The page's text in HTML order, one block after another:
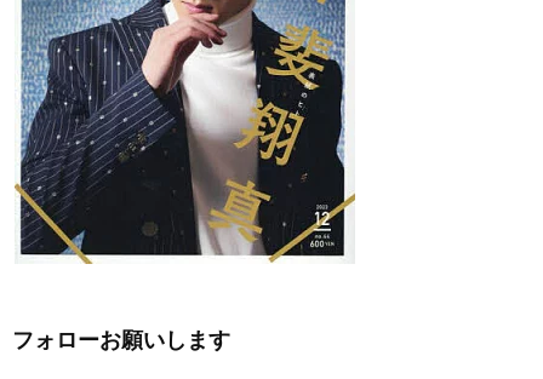
フォローお願いします